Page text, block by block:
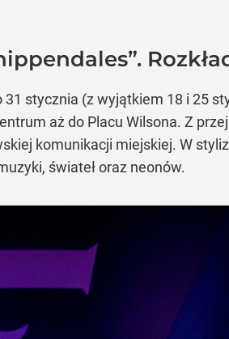
stycznia (z wyjątkiem 18 i 25
aż do Placu Wilsona. Z
komunikacji miejskiej. W
świateł oraz neonów.